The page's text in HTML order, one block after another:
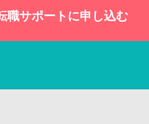
職サポートに申し込む